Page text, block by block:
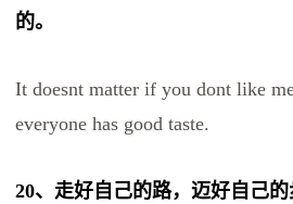
的。
It doesnt matter if you dont like
everyone has good taste.
20、走好自己的路，迈好自己